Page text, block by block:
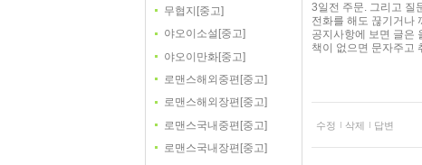
무협지[중고]
야오이소설[중고]
야오이만화[중고]
로맨스해외중편[중고]
로맨스해외장편[중고]
로맨스국내중편[중고]
로맨스국내장편[중고]
3일전 주문. 그리고 질
전화를 해도 끊기거나
공지사항에 보면 글은
책이 없으면 문자주고
수정 삭제 답변